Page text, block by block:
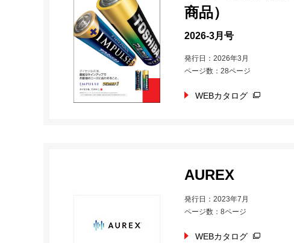
商品）
2026-3月号
発行日：2026年3月
ページ数：28ページ
WEBカタログ
AUREX
発行日：2023年7月
ページ数：8ページ
WEBカタログ